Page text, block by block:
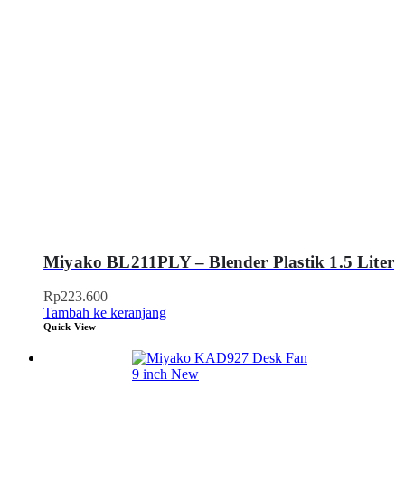
Miyako BL211PLY – Blender Plastik 1.5 Liter
Rp223.600
Tambah ke keranjang
Quick View